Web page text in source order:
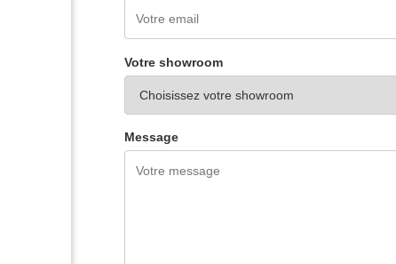
Votre showroom
Message